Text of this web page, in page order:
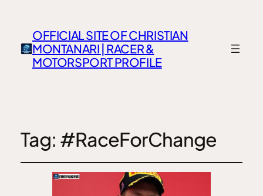
OFFICIAL SITE OF CHRISTIAN
MONTANARI | RACER &
MOTORSPORT PROFILE
Tag: #RaceForChange